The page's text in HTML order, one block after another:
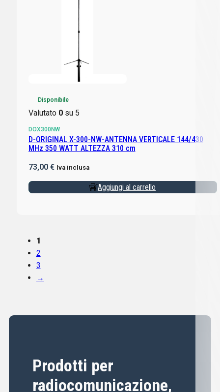
Disponibile
Valutato 0su 5
DOX300NW
D-ORIGINAL X-300-NW-ANTENNA VERTICALE 144/430
MHz 350 WATT ALTEZZA 310 cm
73,00 € Iva inclusa
Aggiungi al carrello
1
2
3
→
Prodotti per
radiocomunicazione,